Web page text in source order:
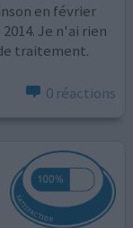
en février
Je n'ai rien
traitement.
0 réactions